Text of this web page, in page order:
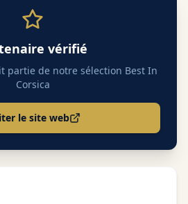
vérifié
partie de notre sélection Best In
Corsica
le site web